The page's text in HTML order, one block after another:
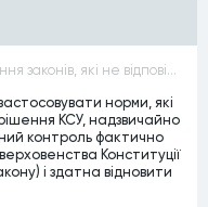
Суди не мають застосовувати положення законів, які не відповідають Конституції, незалежно від того, чи визнавалися вони Конституційним Судом України неконституційними, тобто закони, що суперечать Конституції України не можуть застосовуватися навіть у випадках, коли вони є чинними
норми, які
КСУ, надзвичайно
контроль фактично
Конституції
і здатна відновити